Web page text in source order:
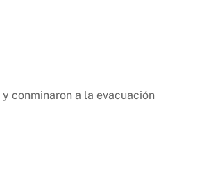
conminaron a la evacuación